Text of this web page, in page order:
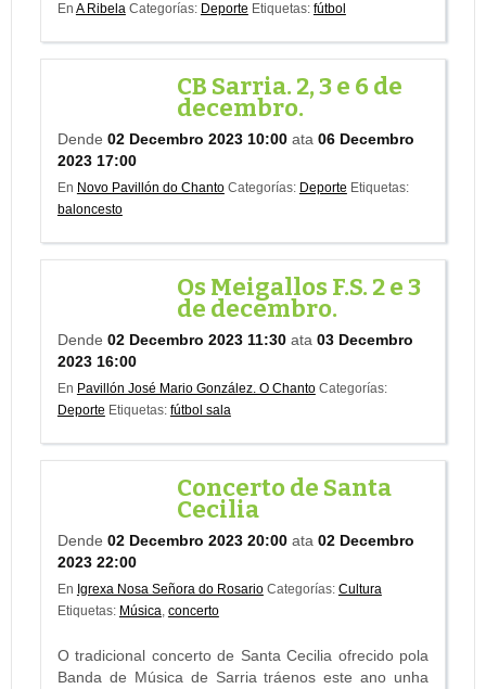
En A Ribela Categorías: Deporte Etiquetas: fútbol
CB Sarria. 2, 3 e 6 de
decembro.
Dende 02 Decembro 2023 10:00 ata 06 Decembro
2023 17:00
En Novo Pavillón do Chanto Categorías: Deporte Etiquetas:
baloncesto
Os Meigallos F.S. 2 e 3
de decembro.
Dende 02 Decembro 2023 11:30 ata 03 Decembro
2023 16:00
En Pavillón José Mario González. O Chanto Categorías:
Deporte Etiquetas: fútbol sala
Concerto de Santa
Cecilia
Dende 02 Decembro 2023 20:00 ata 02 Decembro
2023 22:00
En Igrexa Nosa Señora do Rosario Categorías: Cultura
Etiquetas: Música, concerto
O tradicional concerto de Santa Cecilia ofrecido pola
Banda de Música de Sarria tráenos este ano unha